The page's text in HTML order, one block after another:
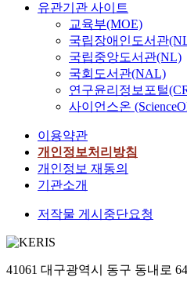
유관기관 사이트
교육부(MOE)
국립장애인도서관
국립중앙도서관(NL)
국회도서관(NAL)
연구윤리정보포털
사이언스온
이용약관
개인정보처리방침
개인정보 재동의
기관소개
저작물 게시중단요청
41061 대구광역시 동구 동내로